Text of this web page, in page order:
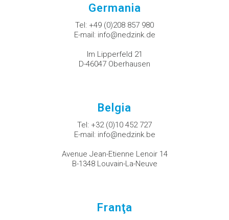
Germania
Tel: +49 (0)208 857 980
E-mail: info@nedzink.de
Im Lipperfeld 21
D-46047 Oberhausen
Belgia
Tel: +32 (0)10 452 727
E-mail: info@nedzink.be
Avenue Jean-Etienne Lenoir 14
B-1348 Louvain-La-Neuve
Franţa